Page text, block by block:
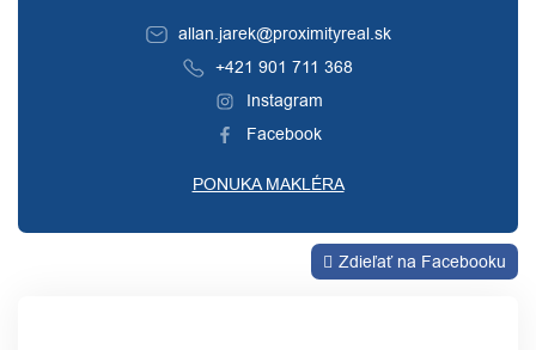
allan.jarek@proximityreal.sk
+421 901 711 368
Instagram
Facebook
PONUKA MAKLÉRA
Zdieľať na Facebooku